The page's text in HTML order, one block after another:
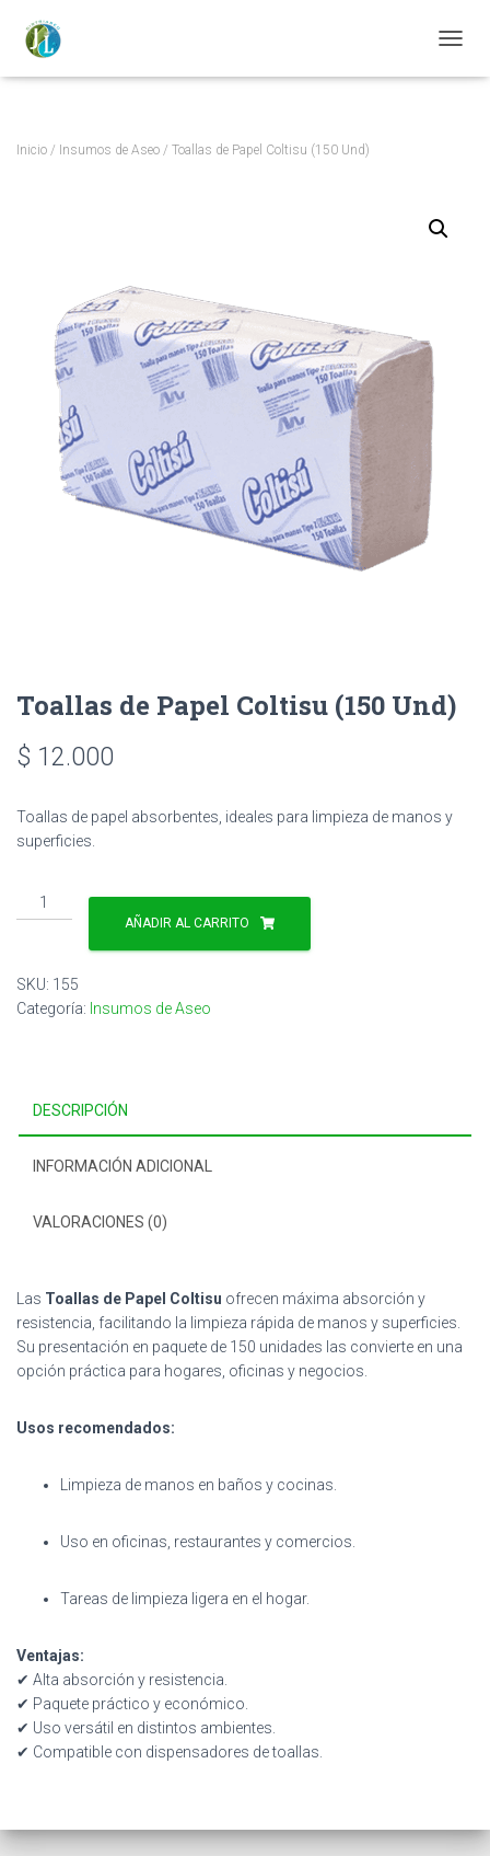
Inicio / Insumos de Aseo / Toallas de Papel Coltisu (150 Und)
Toallas de Papel Coltisu (150 Und)
$ 12.000
Toallas de papel absorbentes, ideales para limpieza de manos y
superficies.
Toallas
de
(150
Und)
AÑADIR AL CARRITO
SKU: 155
Categoría: Insumos de Aseo
DESCRIPCIÓN
INFORMACIÓN ADICIONAL
VALORACIONES (0)
Las Toallas de Papel Coltisu ofrecen máxima absorción y
resistencia, facilitando la limpieza rápida de manos y superficies.
Su presentación en paquete de 150 unidades las convierte en una
opción práctica para hogares, oficinas y negocios.
Usos recomendados:
Limpieza de manos en baños y cocinas.
Uso en oficinas, restaurantes y comercios.
Tareas de limpieza ligera en el hogar.
Ventajas:
✔ Alta absorción y resistencia.
✔ Paquete práctico y económico.
✔ Uso versátil en distintos ambientes.
✔ Compatible con dispensadores de toallas.